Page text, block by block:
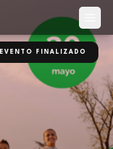
EVENTO FINALIZADO